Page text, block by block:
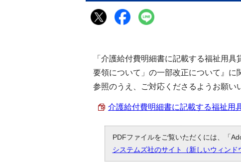
「介護給付費明細書に記載する福祉用
要領について」の一部改正について』
参照のうえ、ご対応くださるようお願い
介護給付費明細書に記載する福祉用
PDFファイルをご覧いただくには、「
システムズ社のサイト（新しいウィンド